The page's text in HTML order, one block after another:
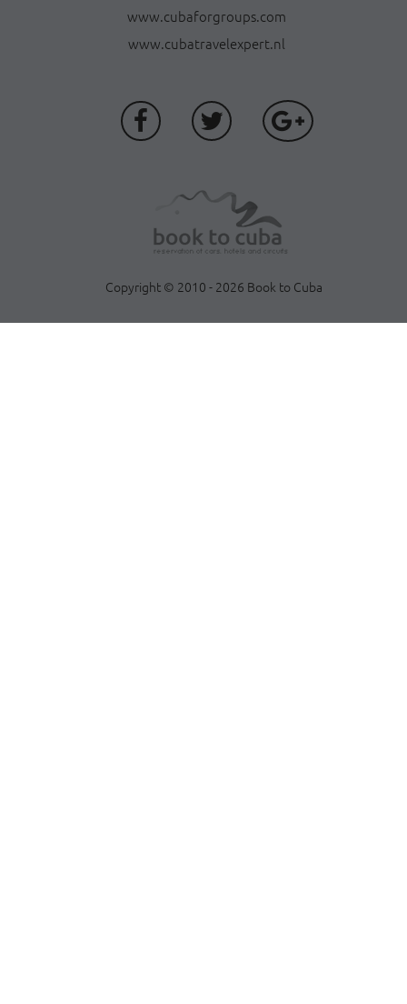
www.cubaforgroups.com
www.cubatravelexpert.nl
Copyright © 2010 - 2026 Book to Cuba